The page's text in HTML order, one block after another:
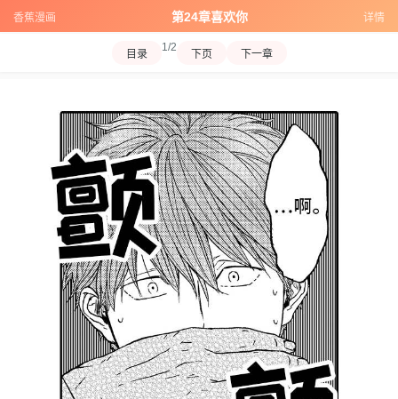
香蕉漫画 第24章喜欢你 详情
目录
1/2
下页 下一章